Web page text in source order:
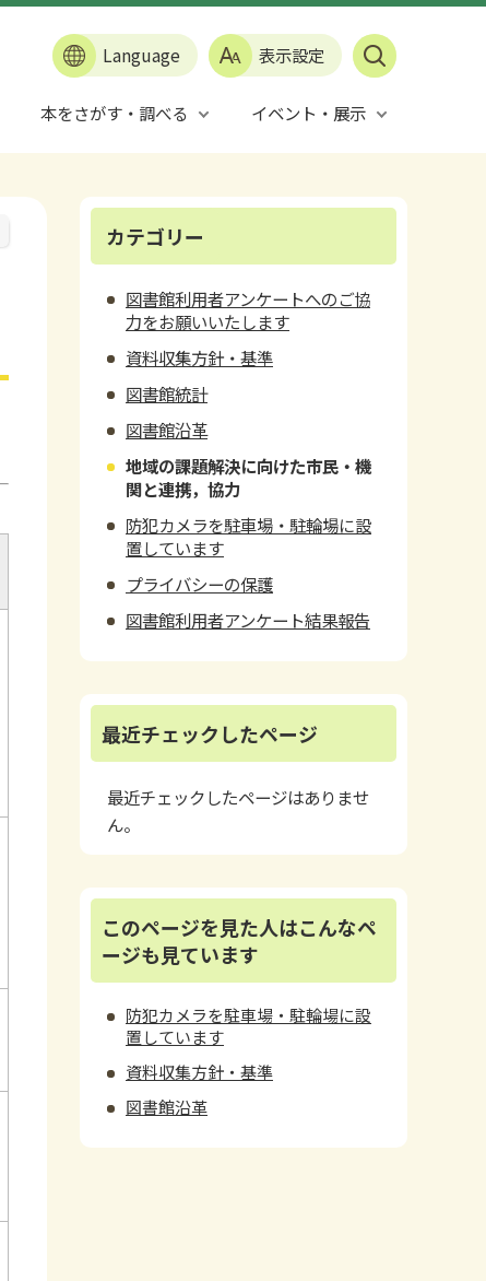
Language 表示設定
本をさがす・調べる イベント・展示
カテゴリー
図書館利用者アンケートへのご協
力をお願いいたします
資料収集方針・基準
図書館統計
図書館沿革
地域の課題解決に向けた市民・機
関と連携，協力
防犯カメラを駐車場・駐輪場に設
置しています
プライバシーの保護
図書館利用者アンケート結果報告
最近チェックしたページ
最近チェックしたページはありませ
ん。
このページを見た人はこんなペ
ージも見ています
防犯カメラを駐車場・駐輪場に設
置しています
資料収集方針・基準
図書館沿革